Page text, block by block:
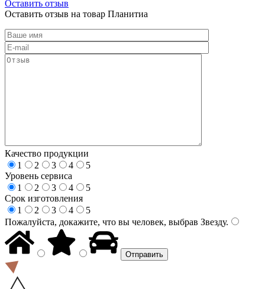
Оставить отзыв
Оставить отзыв на товар Планитиа
Качество продукции
1
2 3 4
5
Уровень сервиса
1
2 3 4
5
Срок изготовления
1
2 3 4
5
Пожалуйста, докажите, что вы человек, выбрав Звезду.